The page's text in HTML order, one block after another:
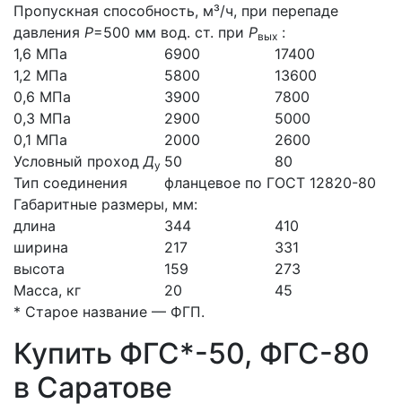
Пропускная способность, м³/ч, при перепаде
давления Р=500 мм вод. ст. при Рвых :
1,6 МПа
6900
17400
1,2 МПа
5800
13600
0,6 МПа
3900
7800
0,3 МПа
2900
5000
0,1 МПа
2000
2600
Условный проходДу 50
80
Тип соединения
фланцевое по ГОСТ 12820-80
Габаритные размеры, мм:
длина
344
410
ширина
217
331
высота
159
273
Масса, кг
20
45
* Старое название — ФГП.
Купить ФГС*-50, ФГС-80
в Саратове